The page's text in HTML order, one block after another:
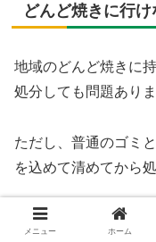
どんど焼きに行
地域のどんど焼きに
処分しても問題ありま
ただし、普通のゴミ
を込めて清めてから
具体的には、飾りを
メニュー ホーム